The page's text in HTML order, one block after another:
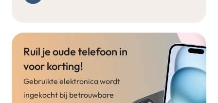
Ruil je oude telefoon in
voor korting!
Gebruikte elektronica wordt
ingekocht bij betrouwbare